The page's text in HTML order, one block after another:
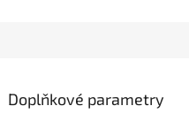
Doplňkové parametry